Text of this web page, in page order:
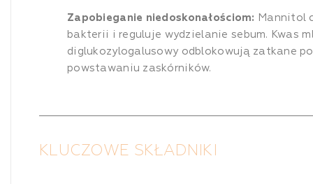
Zapobieganie niedoskonałościom: Mannitol
bakterii i reguluje wydzielanie sebum. Kwas
diglukozylogalusowy odblokowują zatkane
powstawaniu zaskórników.
KLUCZOWE SKŁADNIKI